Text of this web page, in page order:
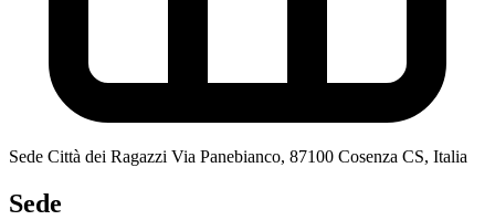
Sede Città dei Ragazzi Via Panebianco, 87100 Cosenza CS, Italia
Sede